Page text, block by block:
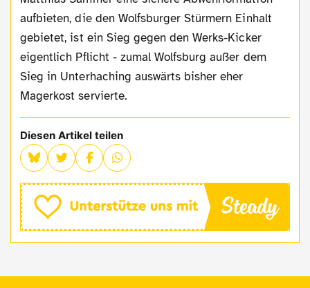
aufbieten, die den Wolfsburger Stürmern Einhalt
gebietet, ist ein Sieg gegen den Werks-Kicker
eigentlich Pflicht - zumal Wolfsburg außer dem
Sieg in Unterhaching auswärts bisher eher
Magerkost servierte.
Diesen Artikel teilen